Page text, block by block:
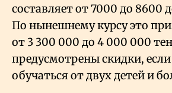
составляет от 7000 до 8600
По нынешнему курсу это
от 3 300 000 до 4 000 000
предусмотрены скидки,
обучаться от двух детей и